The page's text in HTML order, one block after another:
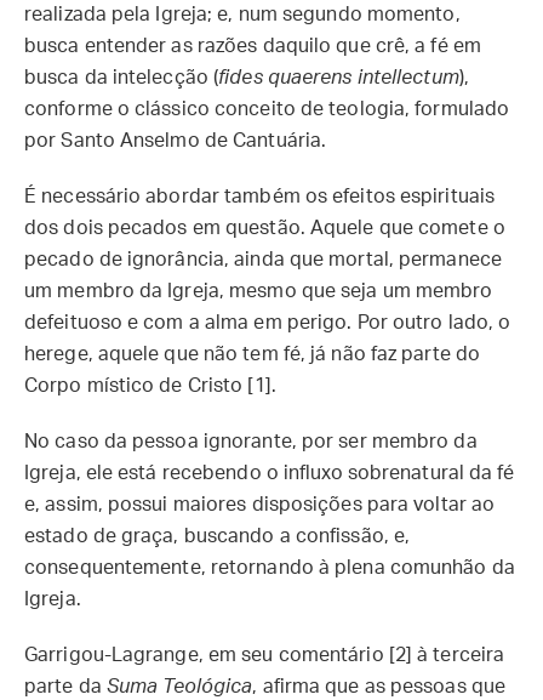
realizada pela Igreja; e, num segundo momento,
busca entender as razões daquilo que crê, a fé em
busca da intelecção (fides quaerens intellectum),
conforme o clássico conceito de teologia, formulado
por Santo Anselmo de Cantuária.
É necessário abordar também os efeitos espirituais
dos dois pecados em questão. Aquele que comete o
pecado de ignorância, ainda que mortal, permanece
um membro da Igreja, mesmo que seja um membro
defeituoso e com a alma em perigo. Por outro lado, o
herege, aquele que não tem fé, já não faz parte do
Corpo místico de Cristo [1].
No caso da pessoa ignorante, por ser membro da
Igreja, ele está recebendo o influxo sobrenatural da fé
e, assim, possui maiores disposições para voltar ao
estado de graça, buscando a confissão, e,
consequentemente, retornando à plena comunhão da
Igreja.
Garrigou-Lagrange, em seu comentário [2] à terceira
parte da Suma Teológica, afirma que as pessoas que